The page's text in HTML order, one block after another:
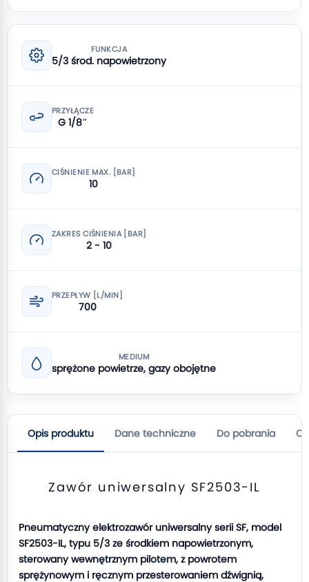
FUNKCJA
5/3 środ. napowietrzony
PRZYŁĄCZE
G 1/8″
CIŚNIENIE MAX. [BAR]
10
ZAKRES CIŚNIENIA [BAR]
2 - 10
PRZEPŁYW [L/MIN]
700
MEDIUM
sprężone powietrze, gazy obojętne
Opis produktu Dane techniczne Do pobrania
Zawór uniwersalny SF2503-IL
Pneumatyczny elektrozawór uniwersalny serii SF, model
SF2503-IL, typu 5/3 ze środkiem napowietrzonym,
sterowany wewnętrznym pilotem, z powrotem
sprężynowym i ręcznym przesterowaniem dźwignią,